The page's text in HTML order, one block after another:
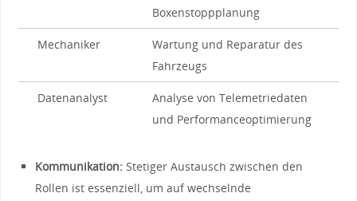
Boxenstoppplanung
Mechaniker
Wartung und Reparatur des
Fahrzeugs
Datenanalyst
Analyse von Telemetriedaten
und Performanceoptimierung
Kommunikation: Stetiger Austausch ‍zwischen ‍den⁣
Rollen ist essenziell,⁤ um⁢ auf wechselnde